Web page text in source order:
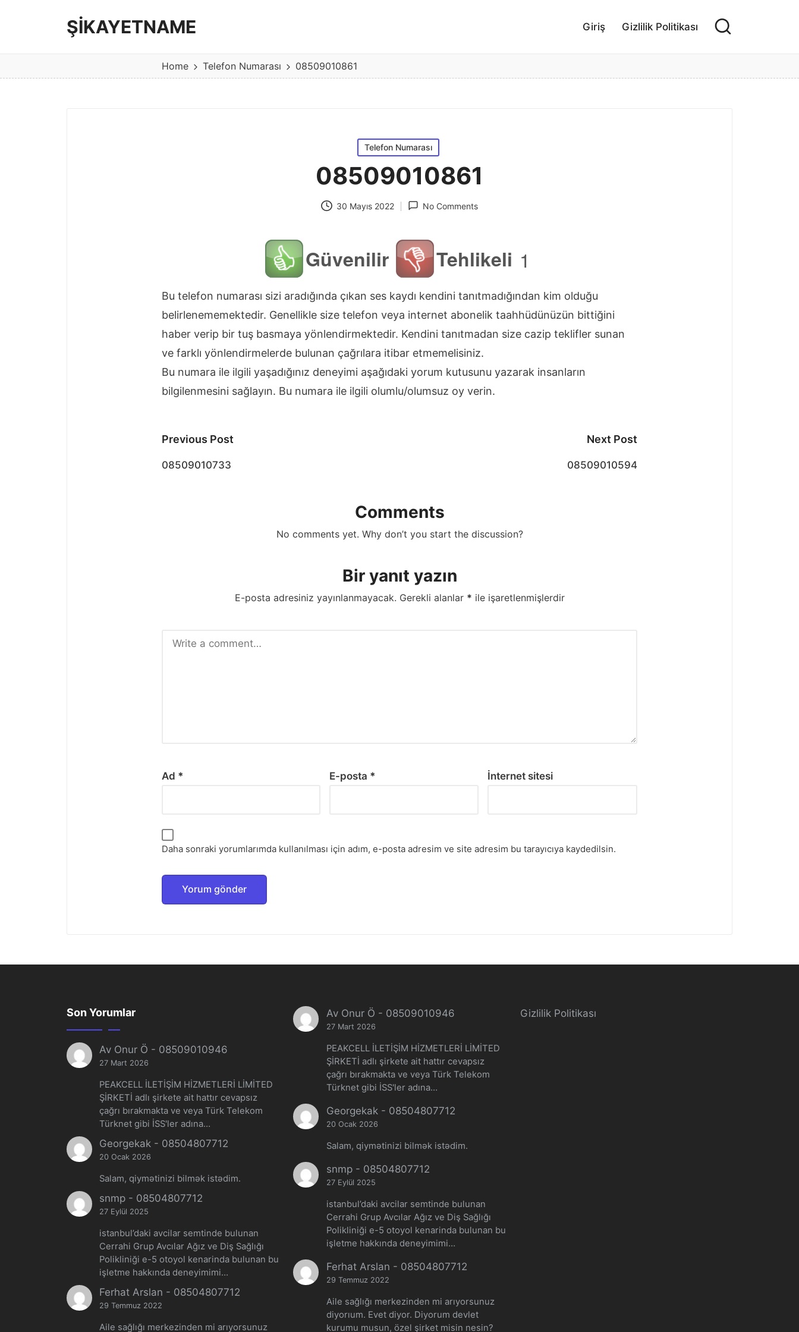
ŞİKAYETNAME Giriş Gizlilik Politikası
Home Telefon Numarası 08509010861
Posted
Telefon Numarası
08509010861
30 Mayıs 2022 No Comments
Güvenilir Tehlikeli 1
Bu telefon numarası sizi aradığında çıkan ses kaydı kendini tanıtmadığından kim olduğu
belirlenememektedir. Genellikle size telefon veya internet abonelik taahhüdünüzün bittiğini
haber verip bir tuş basmaya yönlendirmektedir. Kendini tanıtmadan size cazip teklifler sunan
ve farklı yönlendirmelerde bulunan çağrılara itibar etmemelisiniz.
Bu numara ile ilgili yaşadığınız deneyimi aşağıdaki yorum kutusunu yazarak insanların
bilgilenmesini sağlayın. Bu numara ile ilgili olumlu/olumsuz oy verin.
Post
navigation
Previous Post
08509010733
Next Post
08509010594
Comments
No comments yet. Why don’t you start the discussion?
Bir yanıt yazın
E-posta adresiniz yayınlanmayacak. Gerekli alanlar * ile işaretlenmişlerdir
Ad * E-posta * İnternet sitesi
Daha sonraki yorumlarımda kullanılması için adım, e-posta adresim ve site adresim bu tarayıcıya kaydedilsin.
Son Yorumlar
Av Onur Ö - 08509010946
27 Mart 2026
PEAKCELL İLETİŞİM HİZMETLERİ LİMİTED
ŞİRKETİ adlı şirkete ait hattır cevapsız
çağrı bırakmakta ve veya Türk Telekom
Türknet gibi İSS'ler adına…
Georgekak - 08504807712
20 Ocak 2026
Salam, qiymətinizi bilmək istədim.
snmp - 08504807712
27 Eylül 2025
istanbul’daki avcilar semtinde bulunan
Cerrahi Grup Avcılar Ağız ve Diş Sağlığı
Polikliniği e-5 otoyol kenarinda bulunan bu
işletme hakkında deneyimimi…
Ferhat Arslan - 08504807712
29 Temmuz 2022
Aile sağlığı merkezinden mi arıyorsunuz
Av Onur Ö - 08509010946
27 Mart 2026
PEAKCELL İLETİŞİM HİZMETLERİ LİMİTED
ŞİRKETİ adlı şirkete ait hattır cevapsız
çağrı bırakmakta ve veya Türk Telekom
Türknet gibi İSS'ler adına…
Georgekak- 08504807712
20 Ocak 2026
Salam, qiymətinizi bilmək istədim.
snmp- 08504807712
27 Eylül 2025
istanbul’daki avcilar semtinde bulunan
Cerrahi Grup Avcılar Ağız ve Diş Sağlığı
Polikliniği e-5 otoyol kenarinda bulunan bu
işletme hakkında deneyimimi…
Ferhat Arslan - 08504807712
29 Temmuz 2022
Aile sağlığı merkezinden mi arıyorsunuz
diyorıum. Evet diyor. Diyorum devlet
kurumu musun, özel şirket misin nesin?
Gizlilik Politikası